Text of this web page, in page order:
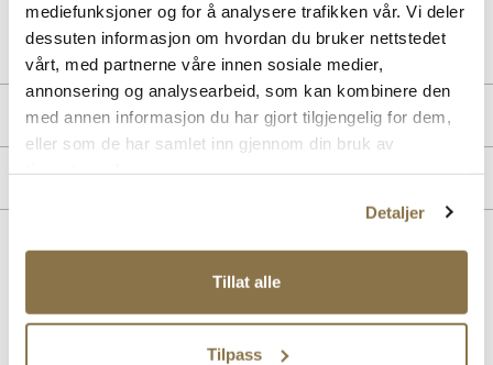
mediefunksjoner og for å analysere trafikken vår. Vi deler
dessuten informasjon om hvordan du bruker nettstedet
vårt, med partnerne våre innen sosiale medier,
annonsering og analysearbeid, som kan kombinere den
med annen informasjon du har gjort tilgjengelig for dem,
eller som de har samlet inn gjennom din bruk av
Detaljer
Tillat alle
Tilpass
Art. nr02263005
Lev. art. nr26V2349
Produktdetaljer
Merke